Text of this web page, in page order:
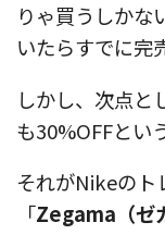
りゃ買うしかな
いたらすでに完
しかし、次点と
も30%OFFとい
それがNikeのト
「Zegama（ゼ